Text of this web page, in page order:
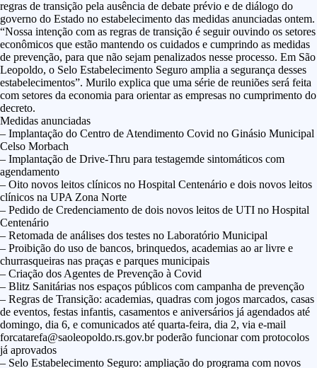
regras de transição pela ausência de debate prévio e de diálogo do
governo do Estado no estabelecimento das medidas anunciadas ontem.
“Nossa intenção com as regras de transição é seguir ouvindo os setores
econômicos que estão mantendo os cuidados e cumprindo as medidas
de prevenção, para que não sejam penalizados nesse processo. Em São
Leopoldo, o Selo Estabelecimento Seguro amplia a segurança desses
estabelecimentos”. Murilo explica que uma série de reuniões será feita
com setores da economia para orientar as empresas no cumprimento do
decreto.
Medidas anunciadas
– Implantação do Centro de Atendimento Covid no Ginásio Municipal
Celso Morbach
– Implantação de Drive-Thru para testagemde sintomáticos com
agendamento
– Oito novos leitos clínicos no Hospital Centenário e dois novos leitos
clínicos na UPA Zona Norte
– Pedido de Credenciamento de dois novos leitos de UTI no Hospital
Centenário
– Retomada de análises dos testes no Laboratório Municipal
– Proibição do uso de bancos, brinquedos, academias ao ar livre e
churrasqueiras nas praças e parques municipais
– Criação dos Agentes de Prevenção à Covid
– Blitz Sanitárias nos espaços públicos com campanha de prevenção
– Regras de Transição: academias, quadras com jogos marcados, casas
de eventos, festas infantis, casamentos e aniversários já agendados até
domingo, dia 6, e comunicados até quarta-feira, dia 2, via e-mail
forcatarefa@saoleopoldo.rs.gov.br poderão funcionar com protocolos
já aprovados
– Selo Estabelecimento Seguro: ampliação do programa com novos